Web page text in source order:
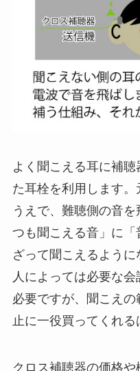
よく聞こえる耳に補
た耳栓を利用します
うえで、難聴側の音
つも聞こえる音」に
ざって聞こえるように
人によっては必要な
必要ですが、聞こえ
止に一役買ってくれる
クロス補聴器の価格